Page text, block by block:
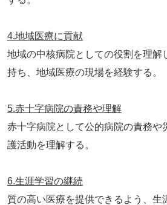
4.地域医療に貢献
地域の中核病院としての役割を理解
持ち、地域医療の現場を経験する。
5.赤十字病院の責務や理解
赤十字病院として公的病院の責務や
護活動を理解する。
6.生涯学習の継続
質の高い医療を提供できるよう、生